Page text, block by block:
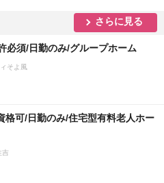
さらに見る
必須/日勤のみ/グループホーム
そよ風
格可/日勤のみ/住宅型有料老人ホー
吉